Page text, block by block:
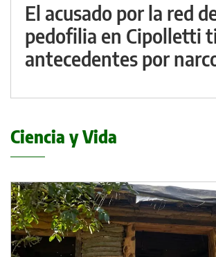
El acusado por la red
pedofilia en Cipolletti
antecedentes por
Ciencia y Vida